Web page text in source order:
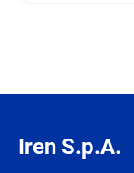
Iren S.p.A.